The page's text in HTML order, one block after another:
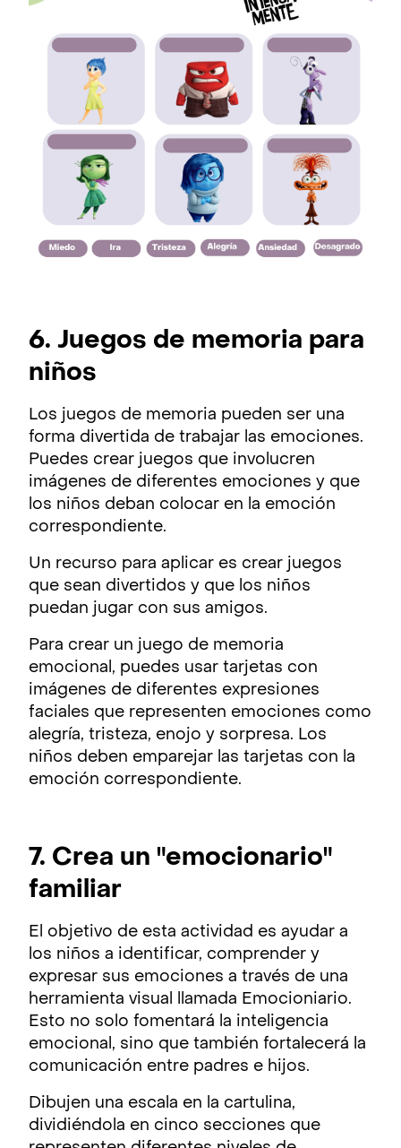
6. Juegos de memoria para
niños
Los juegos de memoria pueden ser una
forma divertida de trabajar las emociones.
Puedes crear juegos que involucren
imágenes de diferentes emociones y que
los niños deban colocar en la emoción
correspondiente.
Un recurso para aplicar es crear juegos
que sean divertidos y que los niños
puedan jugar con sus amigos.
Para crear un juego de memoria
emocional, puedes usar tarjetas con
imágenes de diferentes expresiones
faciales que representen emociones como
alegría, tristeza, enojo y sorpresa. Los
niños deben emparejar las tarjetas con la
emoción correspondiente.
7. Crea un "emocionario"
familiar
El objetivo de esta actividad es ayudar a
los niños a identificar, comprender y
expresar sus emociones a través de una
herramienta visual llamada Emocioniario.
Esto no solo fomentará la inteligencia
emocional, sino que también fortalecerá la
comunicación entre padres e hijos.
Dibujen una escala en la cartulina,
dividiéndola en cinco secciones que